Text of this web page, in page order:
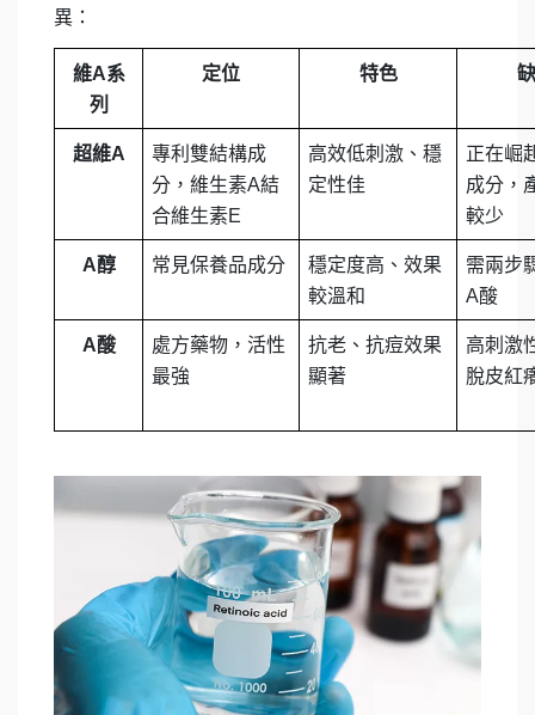
異：
維A系
列
定位 特色
超維A
專利雙結構成
分，維生素A結
合維生素E
高效低刺激、穩
定性佳
正在崛
成分，
較少
A醇 常見保養品成分
穩定度高、效果
較溫和
需兩步
A酸
A酸
處方藥物，活性
最強
抗老、抗痘效果
顯著
高刺激
脫皮紅